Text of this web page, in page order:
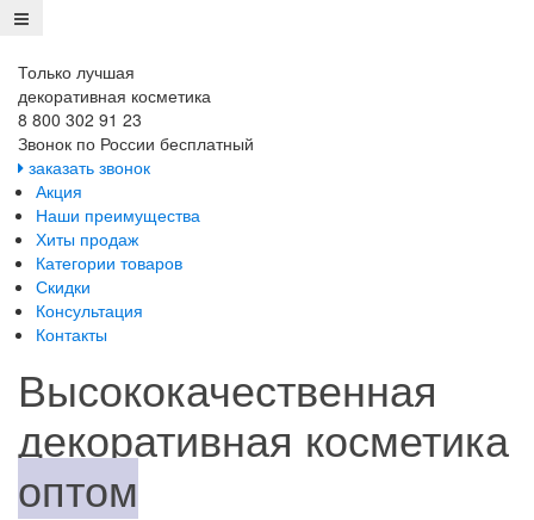
Только лучшая
декоративная косметика
8 800 302 91 23
Звонок по России бесплатный
заказать звонок
Акция
Наши преимущества
Хиты продаж
Категории товаров
Скидки
Консультация
Контакты
Высококачественная
декоративная косметика
оптом